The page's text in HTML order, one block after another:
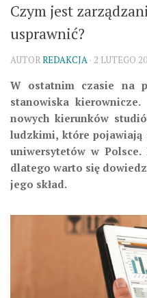
Czym jest
usprawnić?
AUTORREDAKCJA · 2 LUTEGO
W ostatnim czasie na
stanowiska kierownicze.
nowych kierunków
ludzkimi, które pojawiają
uniwersytetów w
dlatego warto się
jego skład.